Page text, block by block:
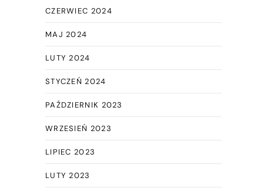
CZERWIEC 2024
MAJ 2024
LUTY 2024
STYCZEŃ 2024
PAŹDZIERNIK 2023
WRZESIEŃ 2023
LIPIEC 2023
LUTY 2023